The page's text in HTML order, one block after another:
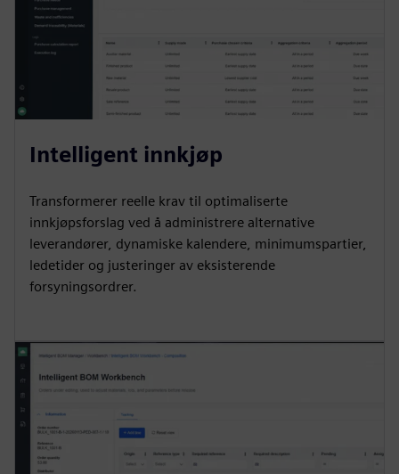
Intelligent innkjøp
Transformerer reelle krav til optimaliserte
innkjøpsforslag ved å administrere alternative
leverandører, dynamiske kalendere, minimumspartier,
ledetider og justeringer av eksisterende
forsyningsordrer.